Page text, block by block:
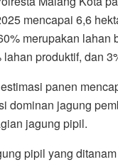
mencapai 6,6
merupakan lahan
lahan produktif, dan
panen
dominan jagung
jagung pipil.
pipil yang